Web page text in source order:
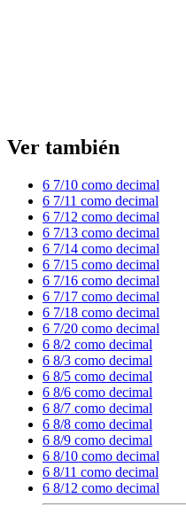
Ver también
6 7/10 como decimal
6 7/11 como decimal
6 7/12 como decimal
6 7/13 como decimal
6 7/14 como decimal
6 7/15 como decimal
6 7/16 como decimal
6 7/17 como decimal
6 7/18 como decimal
6 7/20 como decimal
6 8/2 como decimal
6 8/3 como decimal
6 8/5 como decimal
6 8/6 como decimal
6 8/7 como decimal
6 8/8 como decimal
6 8/9 como decimal
6 8/10 como decimal
6 8/11 como decimal
6 8/12 como decimal